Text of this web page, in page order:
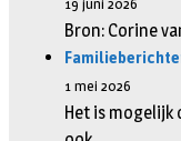
19 juni 2026
Bron: Corine
1 mei 2026
Het is mogelijk